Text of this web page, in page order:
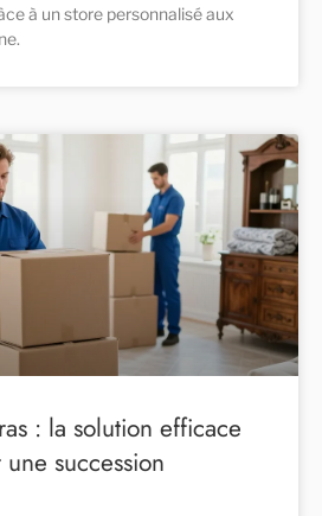
à un store personnalisé aux
: la solution efficace
succession